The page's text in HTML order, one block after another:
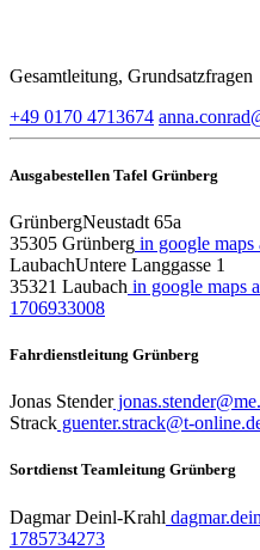
Gesamtleitung, Grundsatzfragen
+49 0170 4713674
Ausgabestellen Tafel Grünberg
GrünbergNeustadt 65a
35305 Grünberg in google maps
LaubachUntere Langgasse 1
35321 Laubach in google maps
1706933008
Fahrdienstleitung Grünberg
Jonas Stender
Strack guenter.strack@t-
Sortdienst Teamleitung Grünberg
Dagmar Deinl-Krahl
1785734273